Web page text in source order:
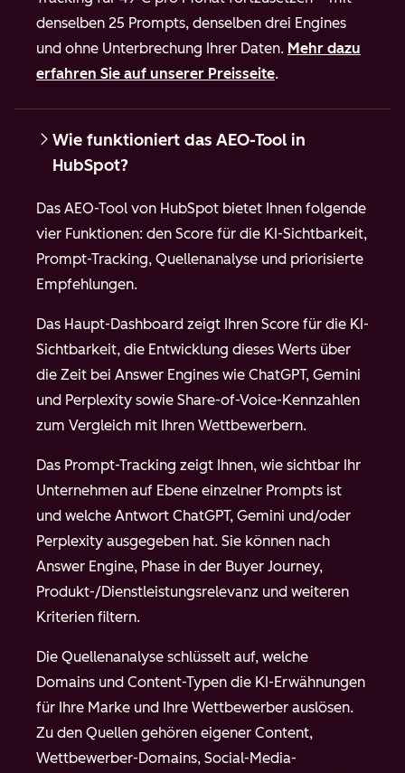
denselben 25 Prompts, denselben drei Engines
und ohne Unterbrechung Ihrer Daten. Mehr dazu
erfahren Sie auf unserer Preisseite.
Wie funktioniert das AEO-Tool in
HubSpot?
Das AEO-Tool von HubSpot bietet Ihnen folgende
vier Funktionen: den Score für die KI-Sichtbarkeit,
Prompt-Tracking, Quellenanalyse und priorisierte
Empfehlungen.
Das Haupt-Dashboard zeigt Ihren Score für die KI-
Sichtbarkeit, die Entwicklung dieses Werts über
die Zeit bei Answer Engines wie ChatGPT, Gemini
und Perplexity sowie Share-of-Voice-Kennzahlen
zum Vergleich mit Ihren Wettbewerbern.
Das Prompt-Tracking zeigt Ihnen, wie sichtbar Ihr
Unternehmen auf Ebene einzelner Prompts ist
und welche Antwort ChatGPT, Gemini und/oder
Perplexity ausgegeben hat. Sie können nach
Answer Engine, Phase in der Buyer Journey,
Produkt-/Dienstleistungsrelevanz und weiteren
Kriterien filtern.
Die Quellenanalyse schlüsselt auf, welche
Domains und Content-Typen die KI-Erwähnungen
für Ihre Marke und Ihre Wettbewerber auslösen.
Zu den Quellen gehören eigener Content,
Wettbewerber-Domains, Social-Media-